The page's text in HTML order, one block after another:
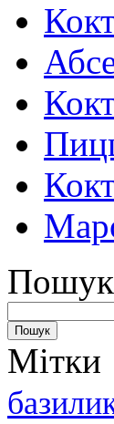
Пошук
Мітки